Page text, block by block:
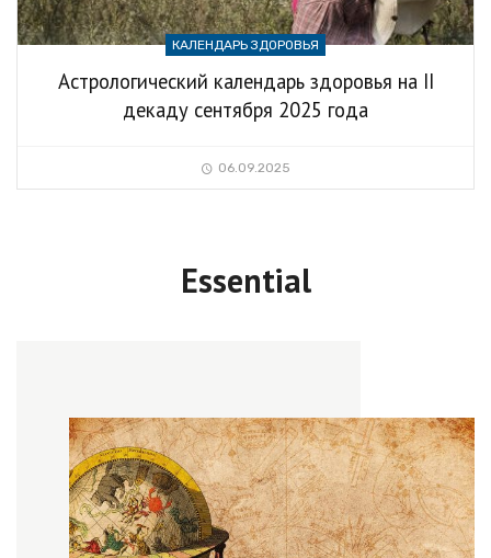
КАЛЕНДАРЬ ЗДОРОВЬЯ
Астрологический календарь здоровья на II
декаду сентября 2025 года
06.09.2025
Essential